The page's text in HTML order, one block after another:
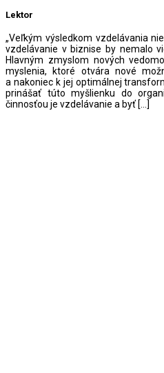
Lektor
„Veľkým výsledkom vzdelávania
vzdelávanie v biznise by nemalo
Hlavným zmyslom nových
myslenia, ktoré otvára nové
a nakoniec k jej optimálnej
prinášať túto myšlienku do
činnosťou je vzdelávanie a byť […]